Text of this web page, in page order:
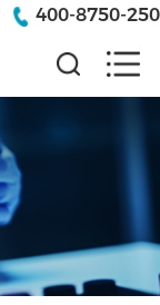
400-8750-250